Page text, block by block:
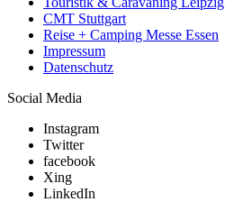
CMT Stuttgart
Reise + Camping Messe Essen
Impressum
Datenschutz
Social Media
Instagram
Twitter
facebook
Xing
LinkedIn